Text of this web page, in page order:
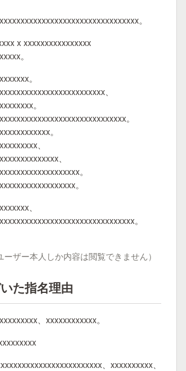
。
x xxxxxxxxxxxxxxxx
。
。
、
。
。
。
、
、
。
。
、
。
ーザー本人しか内容は閲覧できません）
た指名理由
、xxxxxxxxxxxx。
、xxxxxxxxxx、